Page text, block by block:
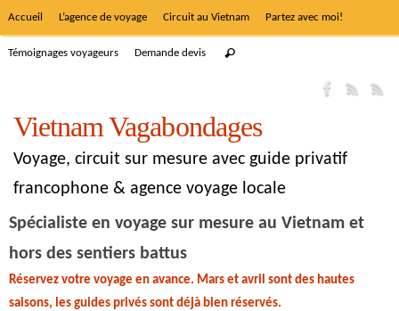
Accueil L’agence de voyage Circuit au Vietnam Partez avec moi!
Témoignages voyageurs Demande devis
Vietnam Vagabondages
Voyage, circuit sur mesure avec guide privatif
francophone & agence voyage locale
Spécialiste en voyage sur mesure au Vietnam et
hors des sentiers battus
Réservez votre voyage en avance. Mars et avril sont des hautes
saisons, les guides privés sont déjà bien réservés.